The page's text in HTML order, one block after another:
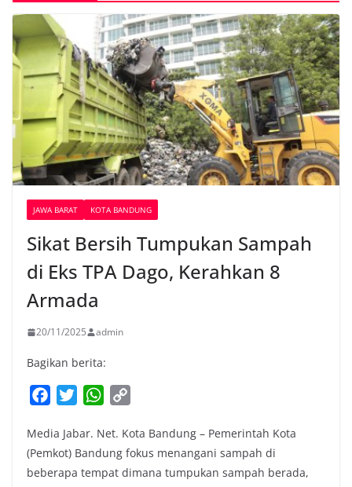
JAWA BARAT KOTA BANDUNG
Sikat Bersih Tumpukan Sampah
di Eks TPA Dago, Kerahkan 8
Armada
20/11/2025 admin
Bagikan berita:
c
e
b
i
t
t
W
a
t
s
p
y
L
Media Jabar. Net. Kota Bandung – Pemerintah Kota
(Pemkot) Bandung fokus menangani sampah di
beberapa tempat dimana tumpukan sampah berada,